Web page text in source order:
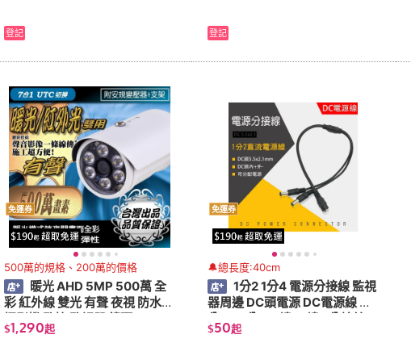
登記 登記
免運券
500萬的規格、200萬的價格
暖光 AHD 5MP 500萬 全
彩 紅外線 雙光 有聲 夜視 防水
攝影機 監控 監視器 鏡頭
$1,290起
免運券
🔔總長度:40cm
1分2 1分4 電源分接線 監視
器周邊 DC頭電源 DC電源線 一
分二 一分四 1轉2 1轉4 分接線
電源分配
$50起